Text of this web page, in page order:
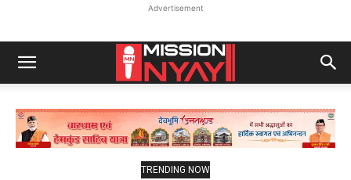
Advertisement
TRENDING NOW